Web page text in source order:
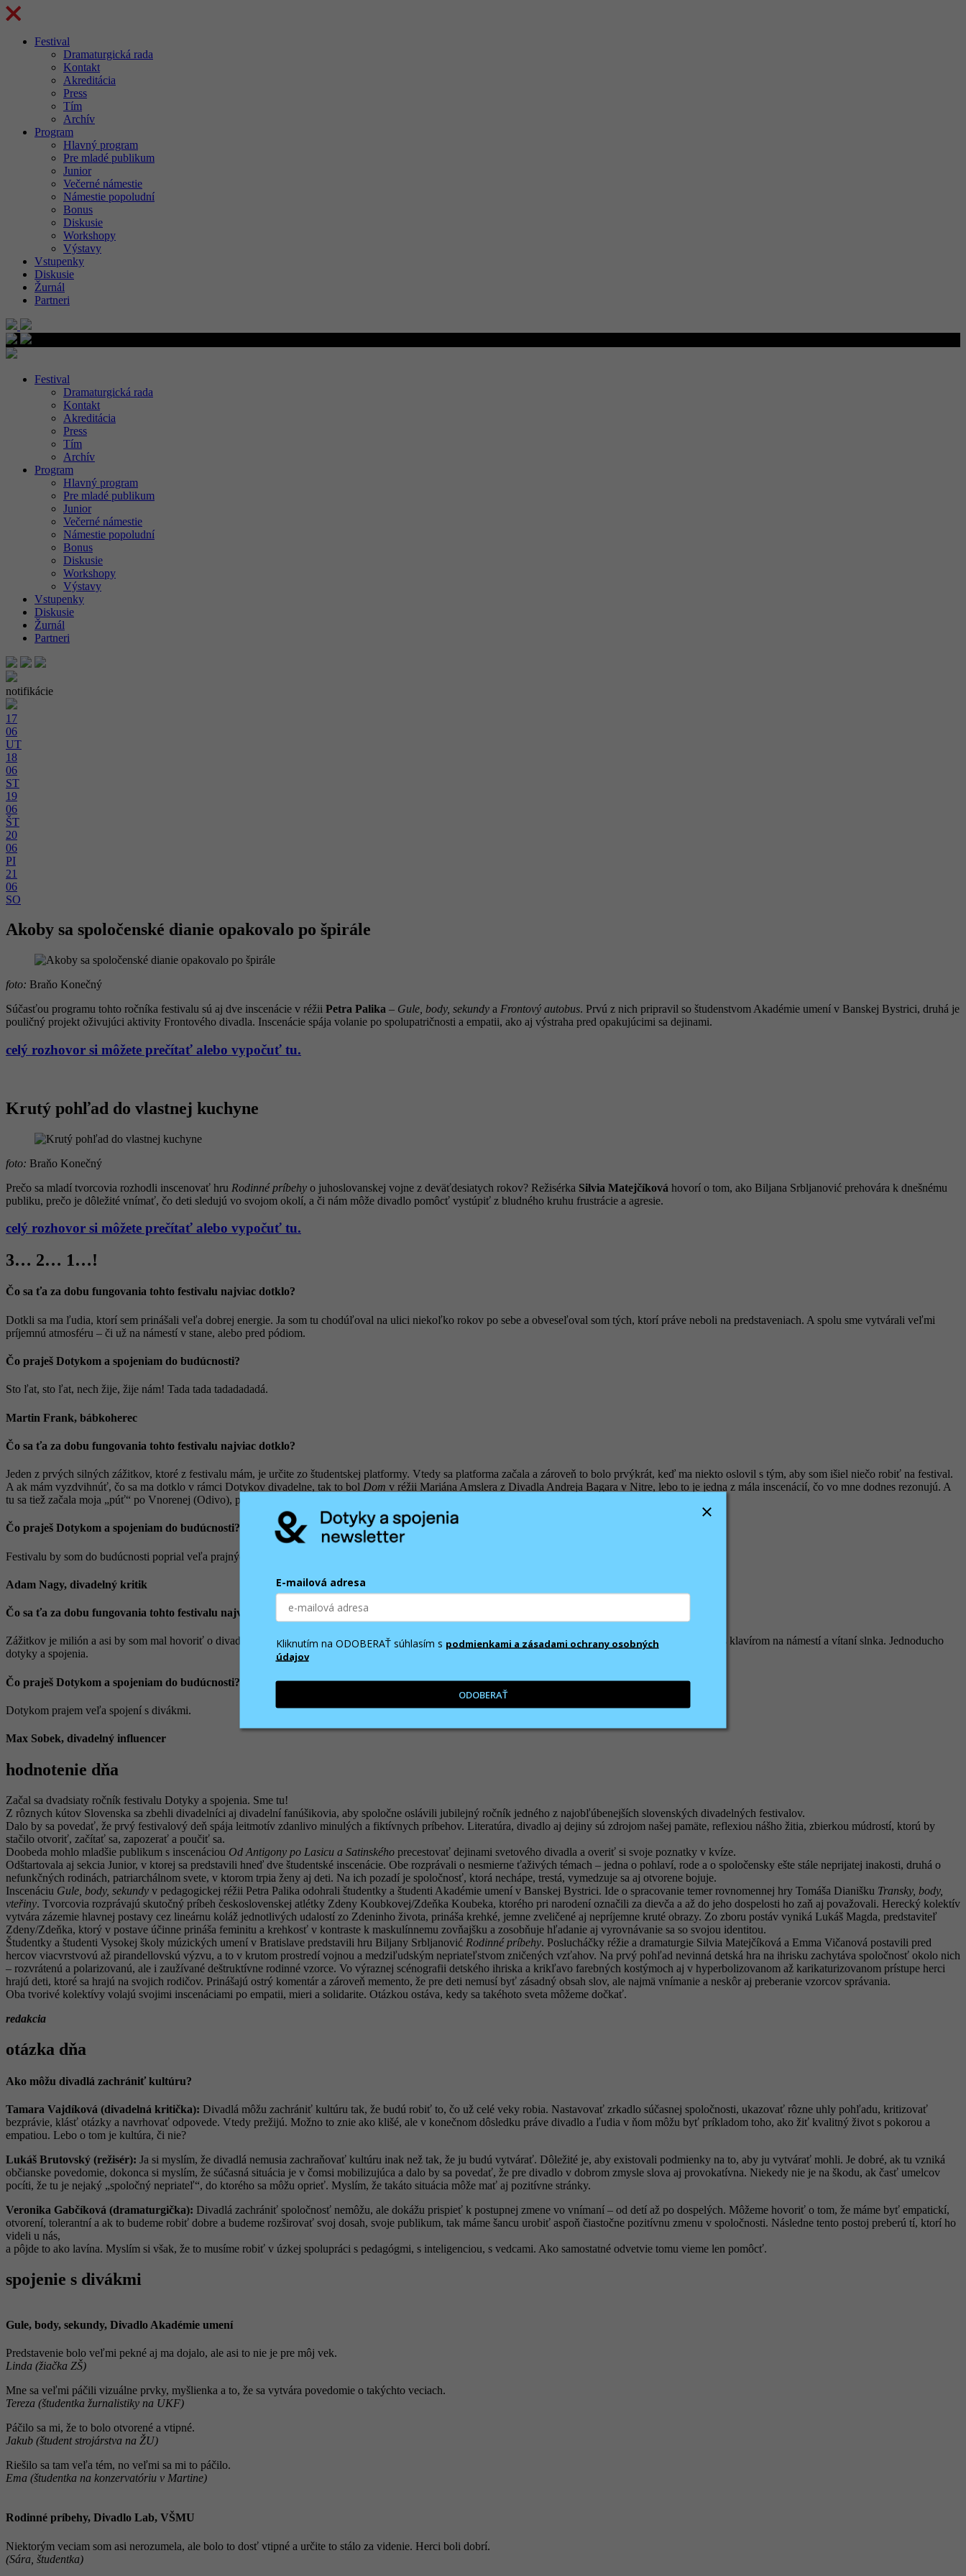
Festival
Dramaturgická rada
Kontakt
Akreditácia
Press
Tím
Archív
Program
Hlavný program
Pre mladé publikum
Junior
Večerné námestie
Námestie popoludní
Bonus
Diskusie
Workshopy
Výstavy
Vstupenky
Diskusie
Žurnál
Partneri
Festival
Dramaturgická rada
Kontakt
Akreditácia
Press
Tím
Archív
Program
Hlavný program
Pre mladé publikum
Junior
Večerné námestie
Námestie popoludní
Bonus
Diskusie
Workshopy
Výstavy
Vstupenky
Diskusie
Žurnál
Partneri
notifikácie
17
06
UT
18
06
ST
19
06
ŠT
20
06
PI
21
06
SO
Akoby sa spoločenské dianie opakovalo po špirále
foto: Braňo Konečný
Súčasťou programu tohto ročníka festivalu sú aj dve inscenácie v réžii Petra Palika – Gule, body, sekundy a Frontový autobus. Prvú z nich pripravil so študenstvom Akadémie umení v Banskej Bystrici, druhá je
pouličný projekt oživujúci aktivity Frontového divadla. Inscenácie spája volanie po spolupatričnosti a empatii, ako aj výstraha pred opakujúcimi sa dejinami.
celý rozhovor si môžete prečítať alebo vypočuť tu.
Krutý pohľad do vlastnej kuchyne
foto: Braňo Konečný
Prečo sa mladí tvorcovia rozhodli inscenovať hru Rodinné príbehy o juhoslovanskej vojne z deväťdesiatych rokov? Režisérka Silvia Matejčíková hovorí o tom, ako Biljana Srbljanović prehovára k dnešnému
publiku, prečo je dôležité vnímať, čo deti sledujú vo svojom okolí, a či nám môže divadlo pomôcť vystúpiť z bludného kruhu frustrácie a agresie.
celý rozhovor si môžete prečítať alebo vypočuť tu.
3… 2… 1…!
Čo sa ťa za dobu fungovania tohto festivalu najviac dotklo?
Dotkli sa ma ľudia, ktorí sem prinášali veľa dobrej energie. Ja som tu chodúľoval na ulici niekoľko rokov po sebe a obveseľoval som tých, ktorí práve neboli na predstaveniach. A spolu sme vytvárali veľmi
príjemnú atmosféru – či už na námestí v stane, alebo pred pódiom.
Čo praješ Dotykom a spojeniam do budúcnosti?
Sto ľat, sto ľat, nech žije, žije nám! Tada tada tadadadadá.
Martin Frank, bábkoherec
Čo sa ťa za dobu fungovania tohto festivalu najviac dotklo?
Jeden z prvých silných zážitkov, ktoré z festivalu mám, je určite zo študentskej platformy. Vtedy sa platforma začala a zároveň to bolo prvýkrát, keď ma niekto oslovil s tým, aby som išiel niečo robiť na festival.
A ak mám vyzdvihnúť, čo sa ma dotklo v rámci Dotykov divadelne, tak to bol Dom v réžii Mariána Amslera z Divadla Andreja Bagara v Nitre, lebo to je jedna z mála inscenácií, čo vo mne dodnes rezonujú. A
tu sa tiež začala moja „púť“ po Vnorenej (Odivo), pretože tu som túto inscenáciu videl prvýkrát. Odvtedy som ju videl šesťkrát.
Čo praješ Dotykom a spojeniam do budúcnosti?
Festivalu by som do budúcnosti poprial veľa prajných divákov, šťastnú ruku a možno aj otvorenie hraníc v tom, čo sa do festivalového programu môže dostať.
Adam Nagy, divadelný kritik
Čo sa ťa za dobu fungovania tohto festivalu najviac dotklo?
Zážitkov je milión a asi by som mal hovoriť o divadle, ale tento festival – paradoxne – nie je iba o divadle. Je o ľuďoch. A preto sú to rozhovory o štvrtej ráno s klavírom na námestí a vítaní slnka. Jednoducho
dotyky a spojenia.
Čo praješ Dotykom a spojeniam do budúcnosti?
Dotykom prajem veľa spojení s divákmi.
Max Sobek, divadelný influencer
hodnotenie dňa
Začal sa dvadsiaty ročník festivalu Dotyky a spojenia. Sme tu!
Z rôznych kútov Slovenska sa zbehli divadelníci aj divadelní fanúšikovia, aby spoločne oslávili jubilejný ročník jedného z najobľúbenejších slovenských divadelných festivalov.
Dalo by sa povedať, že prvý festivalový deň spája leitmotív zdanlivo minulých a fiktívnych príbehov. Literatúra, divadlo aj dejiny sú zdrojom našej pamäte, reflexiou nášho žitia, zbierkou múdrostí, ktorú by
stačilo otvoriť, začítať sa, zapozerať a poučiť sa.
Doobeda mohlo mladšie publikum s inscenáciou Od Antigony po Lasicu a Satinského precestovať dejinami svetového divadla a overiť si svoje poznatky v kvíze.
Odštartovala aj sekcia Junior, v ktorej sa predstavili hneď dve študentské inscenácie. Obe rozprávali o nesmierne ťaživých témach – jedna o pohlaví, rode a o spoločensky ešte stále neprijatej inakosti, druhá o
nefunkčných rodinách, patriarchálnom svete, v ktorom trpia ženy aj deti. Na ich pozadí je spoločnosť, ktorá nechápe, trestá, vymedzuje sa aj otvorene bojuje.
Inscenáciu Gule, body, sekundy v pedagogickej réžii Petra Palika odohrali študentky a študenti Akadémie umení v Banskej Bystrici. Ide o spracovanie temer rovnomennej hry Tomáša Dianišku Transky, body,
vteřiny. Tvorcovia rozprávajú skutočný príbeh československej atlétky Zdeny Koubkovej/Zdeňka Koubeka, ktorého pri narodení označili za dievča a až do jeho dospelosti ho zaň aj považovali. Herecký kolektív
vytvára zázemie hlavnej postavy cez lineárnu koláž jednotlivých udalostí zo Zdeninho života, prináša krehké, jemne zveličené aj nepríjemne kruté obrazy. Zo zboru postáv vyniká Lukáš Magda, predstaviteľ
Zdeny/Zdeňka, ktorý v postave účinne prináša feminitu a krehkosť v kontraste k maskulínnemu zovňajšku a zosobňuje hľadanie aj vyrovnávanie sa so svojou identitou.
Študentky a študenti Vysokej školy múzických umení v Bratislave predstavili hru Biljany Srbljanović Rodinné príbehy. Poslucháčky réžie a dramaturgie Silvia Matejčíková a Emma Vičanová postavili pred
hercov viacvrstvovú až pirandellovskú výzvu, a to v krutom prostredí vojnou a medziľudským nepriateľstvom zničených vzťahov. Na prvý pohľad nevinná detská hra na ihrisku zachytáva spoločnosť okolo nich
– rozvrátenú a polarizovanú, ale i zaužívané deštruktívne rodinné vzorce. Vo výraznej scénografii detského ihriska a krikľavo farebných kostýmoch aj v hyperbolizovanom až karikaturizovanom prístupe herci
hrajú deti, ktoré sa hrajú na svojich rodičov. Prinášajú ostrý komentár a zároveň memento, že pre deti nemusí byť zásadný obsah slov, ale najmä vnímanie a neskôr aj preberanie vzorcov správania.
Oba tvorivé kolektívy volajú svojimi inscenáciami po empatii, mieri a solidarite. Otázkou ostáva, kedy sa takéhoto sveta môžeme dočkať.
redakcia
otázka dňa
Ako môžu divadlá zachrániť kultúru?
Tamara Vajdíková (divadelná kritička): Divadlá môžu zachrániť kultúru tak, že budú robiť to, čo už celé veky robia. Nastavovať zrkadlo súčasnej spoločnosti, ukazovať rôzne uhly pohľadu, kritizovať
bezprávie, klásť otázky a navrhovať odpovede. Vtedy prežijú. Možno to znie ako klišé, ale v konečnom dôsledku práve divadlo a ľudia v ňom môžu byť príkladom toho, ako žiť kvalitný život s pokorou a
empatiou. Lebo o tom je kultúra, či nie?
Lukáš Brutovský (režisér): Ja si myslím, že divadlá nemusia zachraňovať kultúru inak než tak, že ju budú vytvárať. Dôležité je, aby existovali podmienky na to, aby ju vytvárať mohli. Je dobré, ak tu vzniká
občianske povedomie, dokonca si myslím, že súčasná situácia je v čomsi mobilizujúca a dalo by sa povedať, že pre divadlo v dobrom zmysle slova aj provokatívna. Niekedy nie je na škodu, ak časť umelcov
pocíti, že tu je nejaký „spoločný nepriateľ“, do ktorého sa môžu oprieť. Myslím, že takáto situácia môže mať aj pozitívne stránky.
Veronika Gabčíková (dramaturgička): Divadlá zachrániť spoločnosť nemôžu, ale dokážu prispieť k postupnej zmene vo vnímaní – od detí až po dospelých. Môžeme hovoriť o tom, že máme byť empatickí,
otvorení, tolerantní a ak to budeme robiť dobre a budeme rozširovať svoj dosah, svoje publikum, tak máme šancu urobiť aspoň čiastočne pozitívnu zmenu v spoločnosti. Následne tento postoj preberú tí, ktorí ho
videli u nás,
a pôjde to ako lavína. Myslím si však, že to musíme robiť v úzkej spolupráci s pedagógmi, s inteligenciou, s vedcami. Ako samostatné odvetvie tomu vieme len pomôcť.
spojenie s divákmi
Gule, body, sekundy, Divadlo Akadémie umení
Predstavenie bolo veľmi pekné aj ma dojalo, ale asi to nie je pre môj vek.
Linda (žiačka ZŠ)
Mne sa veľmi páčili vizuálne prvky, myšlienka a to, že sa vytvára povedomie o takýchto veciach.
Tereza (študentka žurnalistiky na UKF)
Páčilo sa mi, že to bolo otvorené a vtipné.
Jakub (študent strojárstva na ŽU)
Riešilo sa tam veľa tém, no veľmi sa mi to páčilo.
Ema (študentka na konzervatóriu v Martine)
Rodinné príbehy, Divadlo Lab, VŠMU
Niektorým veciam som asi nerozumela, ale bolo to dosť vtipné a určite to stálo za videnie. Herci boli dobrí.
(Sára, študentka)
E-mailová adresa
Kliknutím na ODOBERAŤ súhlasím s podmienkami a zásadami ochrany osobných
údajov
ODOBERAŤ